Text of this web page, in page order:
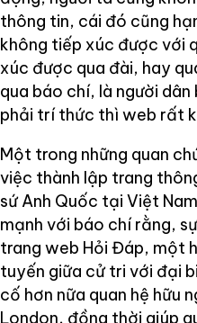
thông tin, cái đó cũng
không tiếp xúc được với
xúc được qua đài, hay
qua báo chí, là người
phải trí thức thì web rất
Một trong những quan
việc thành lập trang
sứ Anh Quốc tại Việt
mạnh với báo chí rằng,
trang web Hỏi Đáp, một
tuyến giữa cử tri với đại
cố hơn nữa quan hệ hữu
London, đồng thời giúp